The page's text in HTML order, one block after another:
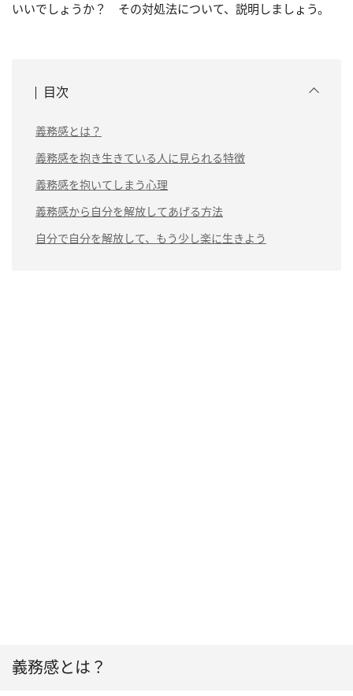
いいでしょうか？ その対処法について、説明しましょう。
目次
義務感とは？
義務感を抱き生きている人に見られる特徴
義務感を抱いてしまう心理
義務感から自分を解放してあげる方法
自分で自分を解放して、もう少し楽に生きよう
義務感とは？